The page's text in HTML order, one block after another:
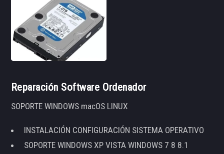
Reparación Software Ordenador
SOPORTE WINDOWS macOS LINUX
INSTALACIÓN CONFIGURACIÓN SISTEMA OPERATIVO
SOPORTE WINDOWS XP VISTA WINDOWS 7 8 8.1